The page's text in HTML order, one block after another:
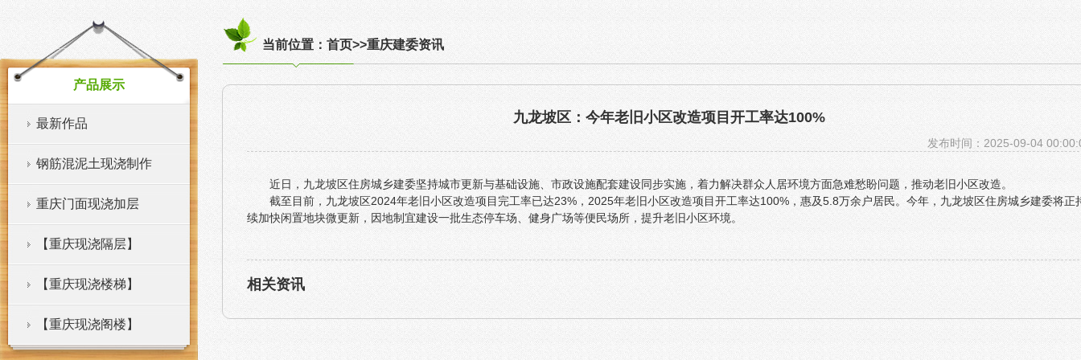
产品展示
最新作品
钢筋混泥土现浇制作
重庆门面现浇加层
【重庆现浇隔层】
【重庆现浇楼梯】
【重庆现浇阁楼】
当前位置：首页>>重庆建委资讯
九龙坡区：今年老旧小区改造项目开工率达100%
发布时间：2025-09-04
近日，九龙坡区住房城乡建委坚持城市更新与基础设施、市政设施配套建设同步实施，着力解决群众人居环境方面急难愁盼问题，推动老旧小区改造。
截至目前，九龙坡区2024年老旧小区改造项目完工率已达23%，2025年老旧小区改造项目开工率达100%，惠及5.8万余户居民。今年，九龙坡区住房城乡建委将正
续加快闲置地块微更新，因地制宜建设一批生态停车场、健身广场等便民场所，提升老旧小区环境。
相关资讯